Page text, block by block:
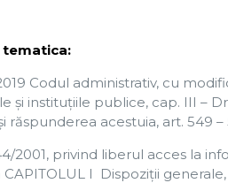
tematica:
Codul administrativ, cu
şi instituţiile publice, cap. III –
răspunderea acestuia, art. 549 –
2001, privind liberul acces la
I Dispoziţii